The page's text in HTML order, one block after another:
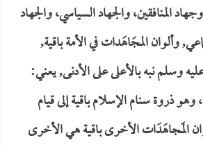
المنافقين، والجهاد السياسي، والجهاد
وألوان المجَاهَدات في الأمة باقية,
وسلم نبه بالأعلى على الأدنى, يعني:
ذروة سنام الإسلام باقية إلى قيام
المَجاهَدَات الأخرى باقية هي الأخرى